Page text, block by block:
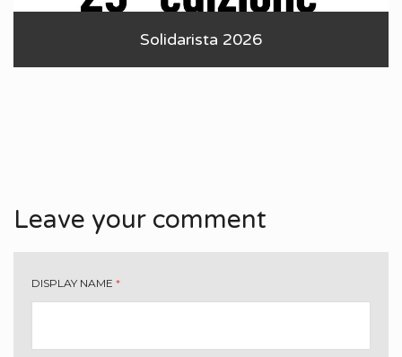
Solidarista 2026
Leave your comment
DISPLAY NAME *